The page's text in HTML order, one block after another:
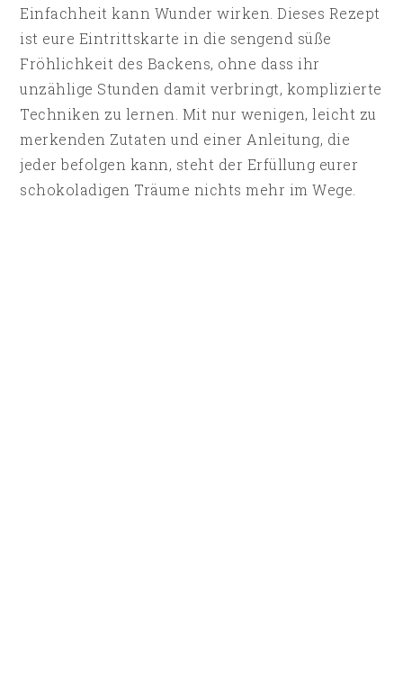
Einfachheit kann Wunder wirken. Dieses Rezept
ist eure Eintrittskarte in die sengend süße
Fröhlichkeit des Backens, ohne dass ihr
unzählige Stunden damit verbringt, komplizierte
Techniken zu lernen. Mit nur wenigen, leicht zu
merkenden Zutaten und einer Anleitung, die
jeder befolgen kann, steht der Erfüllung eurer
schokoladigen Träume nichts mehr im Wege.